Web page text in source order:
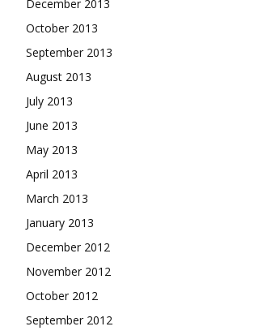
December 2013
October 2013
September 2013
August 2013
July 2013
June 2013
May 2013
April 2013
March 2013
January 2013
December 2012
November 2012
October 2012
September 2012